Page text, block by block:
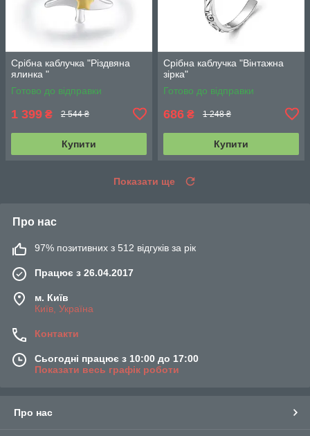
Срібна каблучка "Різдвяна
ялинка "
Готово до відправки
1 399 ₴ 2 544 ₴
Купити
Срібна каблучка "Вінтажна
зірка"
Готово до відправки
686 ₴ 1 248 ₴
Купити
Показати ще
Про нас
97% позитивних з 512 відгуків за рік
Працює з 26.04.2017
м. Київ
Київ, Україна
Контакти
Сьогодні працює з 10:00 до 17:00
Показати весь графік роботи
Про нас